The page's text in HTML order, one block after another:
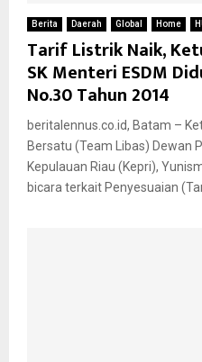
Berita Daerah Global Home
Tarif Listrik Naik,
SK Menteri ESDM
No.30 Tahun 2014
beritalennus.co.id, Batam –
Bersatu (Team Libas) Dewan
Kepulauan Riau (Kepri),
bicara terkait Penyesuaian